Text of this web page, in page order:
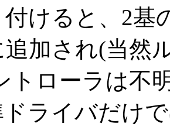
付けると、2基
追加され(当然
トローラは不
ライバだけ